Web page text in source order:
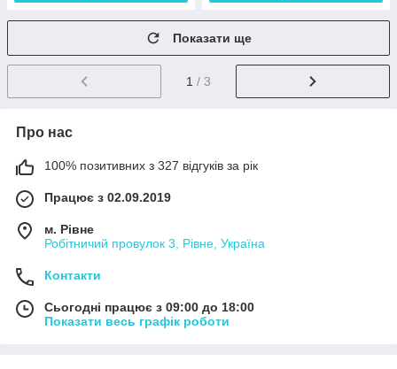
Показати ще
1 / 3
Про нас
100% позитивних з 327 відгуків за рік
Працює з 02.09.2019
м. Рівне
Робітничий провулок 3, Рівне, Україна
Контакти
Сьогодні працює з 09:00 до 18:00
Показати весь графік роботи